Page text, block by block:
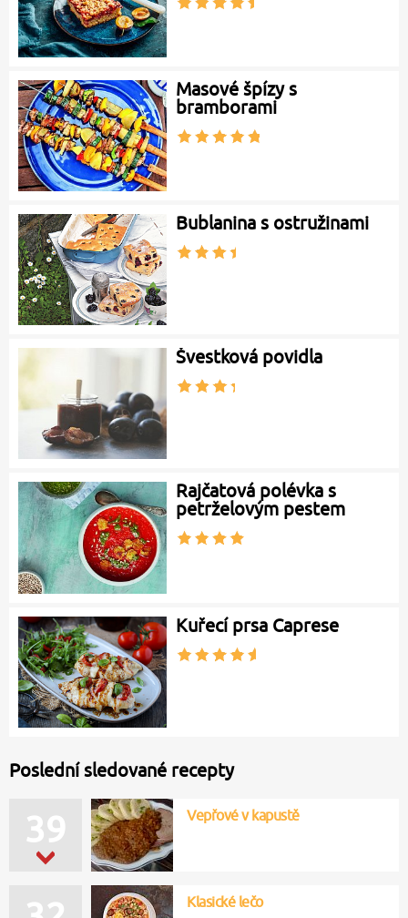
Masové špízy s
bramborami
Bublanina s ostružinami
Švestková povidla
Rajčatová polévka s
petrželovým pestem
Kuřecí prsa Caprese
Poslední sledované recepty
39 Vepřové v kapustě
Klasické lečo